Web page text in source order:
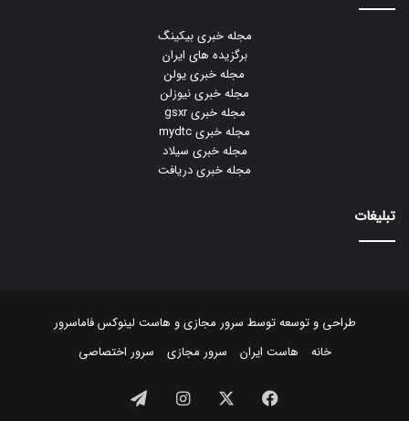
مجله خبری بیکینگ
برگزیده های ایران
مجله خبری یولن
مجله خبری نیوزلن
مجله خبری gsxr
مجله خبری mydtc
مجله خبری سیلاد
مجله خبری دریافت
تبلیغات
طراحی و توسعه توسط سرور مجازیو هاست لینوکسفاماسرور
خانه
هاست ایران سرور مجازی سرور اختصاصی
فیسبوک ایکس اینستاگرام